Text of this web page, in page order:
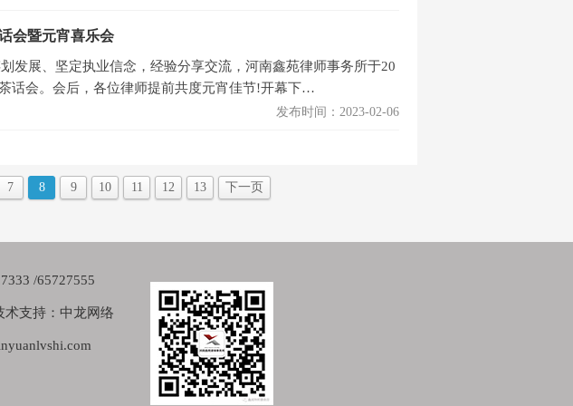
会暨元宵喜乐会
发展、坚定执业信念，经验分享交流，河南鑫苑律师事务所于20
话会。会后，各位律师提前共度元宵佳节!开幕下…
发布时间：2023-02-06
7 8 9 10 11 12 13 下一页
/65727555
术支持：中龙网络